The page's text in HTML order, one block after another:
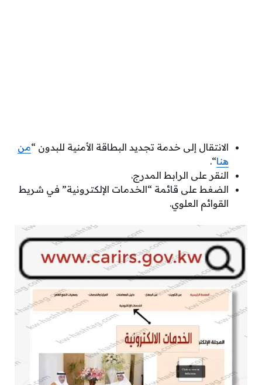
الانتقال إلى خدمة تجديد البطاقة الأمنية للبدون “من
هنا“.
النقر على الرابط المدرج.
الضغط على قائمة “الخدمات الإلكترونية” في شريط
القوائم العلوي.